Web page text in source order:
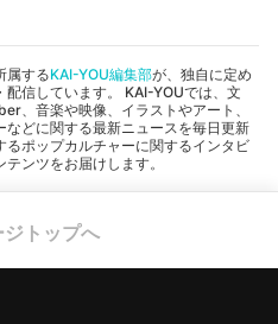
属するKAI-YOU編集部が、独自に定め
配信しています。 KAI-YOUでは、文
、音楽や映像、イラストやアート、
どに関する最新ニュースを毎日更新
ポップカルチャーに関するインタビ
ンツをお届けします。
ジトップへ